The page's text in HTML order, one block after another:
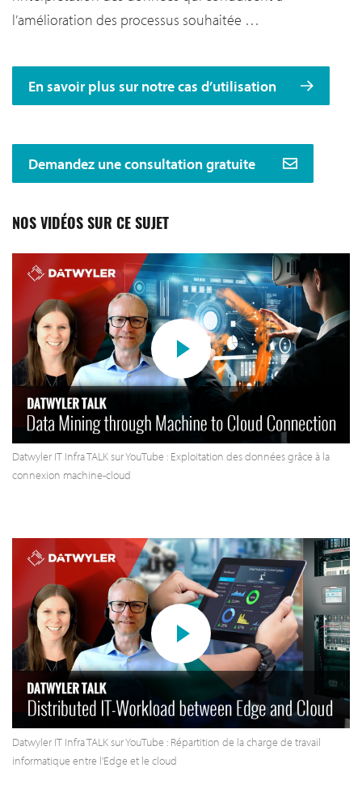
l’amélioration des processus souhaitée …
En savoir plus sur notre cas d’utilisation
Demandez une consultation gratuite
NOS VIDÉOS SUR CE SUJET
Datwyler IT Infra TALK sur YouTube : Exploitation des données grâce à la
connexion machine-cloud
Datwyler IT Infra TALK sur YouTube : Répartition de la charge de travail
informatique entre l'Edge et le cloud